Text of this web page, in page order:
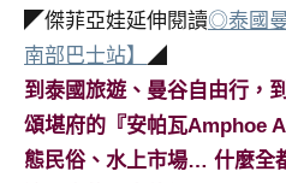
◤傑菲亞娃延伸閱讀◎泰國
南部巴士站】
◢
到泰國旅遊、曼谷自由行，
頌堪府的『安帕瓦Amphoe
態民俗、水上市場… 什麼全